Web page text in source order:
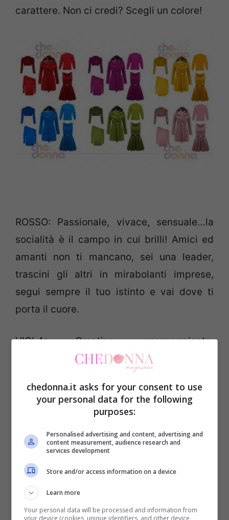
carattere. Non ci credi? Scegli un colore!
ROSSO: Passionale, vivace, sensuale…la
socialità è il campo in cui brilli! Amici ed
amanti non ti mancano, sei una leader,
trascini gli altri in mirabolanti imprese,
segui sempre il tuo istinto e vai dove ti
porta il cuore.
VIOLA: Creativa, spumeggiante,
energica… sei un caleidoscopio di
personalità! Costantemente alla ricerca di
te stessa, ami esplorare e giocare con le
sfaccettature del tuo essere.
GIALLO: Estroversa, brillante, armoniosa…
ti piace sperimentare, viaggiare, amare,
provare emozioni forti. Sei una persona
positiva ed ottimista, le persone amano
stare in tua compagnia.
chedonna.it asks for your consent to use
your personal data for the following
purposes:
Personalised advertising and content, advertising and
content measurement, audience research and
services development
Store and/or access information on a device
Learn more
Your personal data will be processed and information from
your device (cookies, unique identifiers, and other device